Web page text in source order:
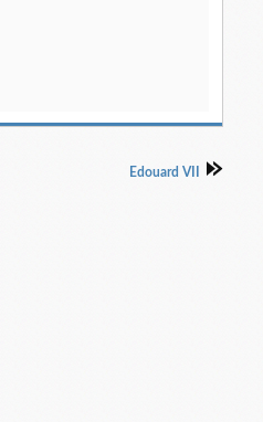
Edouard VII